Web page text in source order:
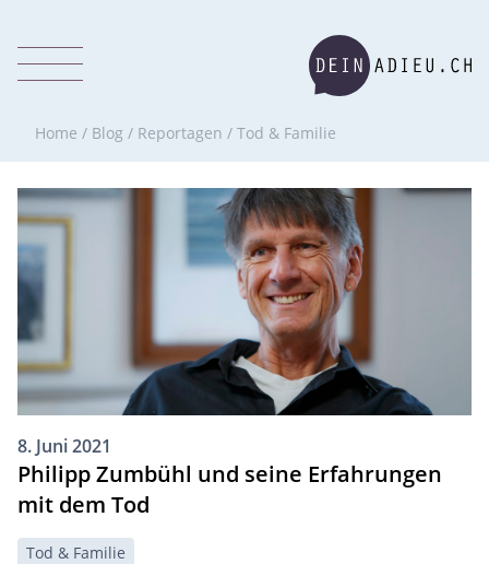
Home / Blog / Reportagen / Tod & Familie
8. Juni 2021
Philipp Zumbühl und seine Erfahrungen
mit dem Tod
Tod & Familie